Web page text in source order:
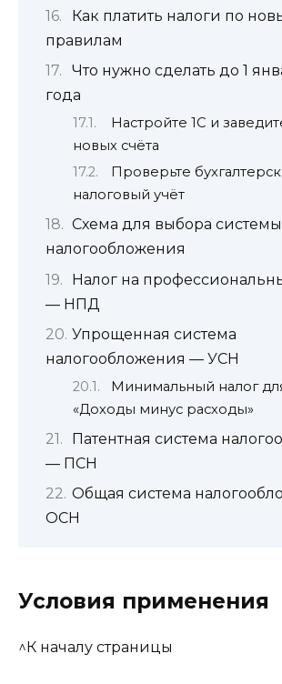
Как платить налоги по
правилам
Что нужно сделать до 1
года
Настройте 1С и
новых счёта
Проверьте
налоговый учёт
Схема для выбора системы
налогообложения
Налог на
— НПД
Упрощенная система
налогообложения — УСН
Минимальный налог
«Доходы минус расходы»
Патентная система
— ПСН
Общая система
ОСН
Условия применения
^К началу страницы